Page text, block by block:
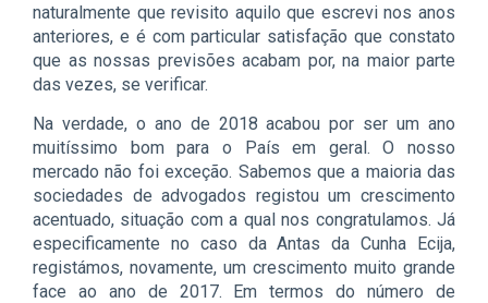
naturalmente que revisito aquilo que escrevi nos anos
anteriores, e é com particular satisfação que constato
que as nossas previsões acabam por, na maior parte
das vezes, se verificar.
Na verdade, o ano de 2018 acabou por ser um ano
muitíssimo bom para o País em geral. O nosso
mercado não foi exceção. Sabemos que a maioria das
sociedades de advogados registou um crescimento
acentuado, situação com a qual nos congratulamos. Já
especificamente no caso da Antas da Cunha Ecija,
registámos, novamente, um crescimento muito grande
face ao ano de 2017. Em termos do número de